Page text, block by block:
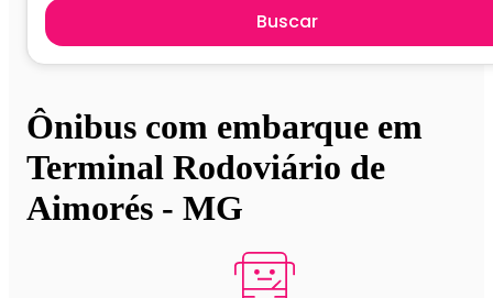
Buscar
Ônibus com embarque em
Terminal Rodoviário de
Aimorés - MG